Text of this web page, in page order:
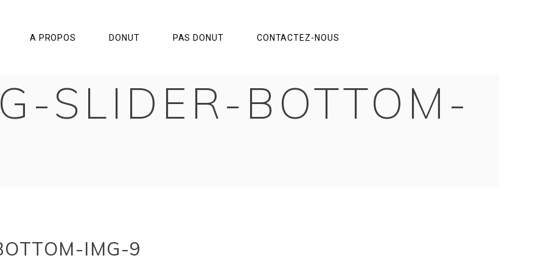
A PROPOS DONUT PAS DONUT CONTACTEZ-NOUS
SLIDER-BOTTOM-
IMG-9